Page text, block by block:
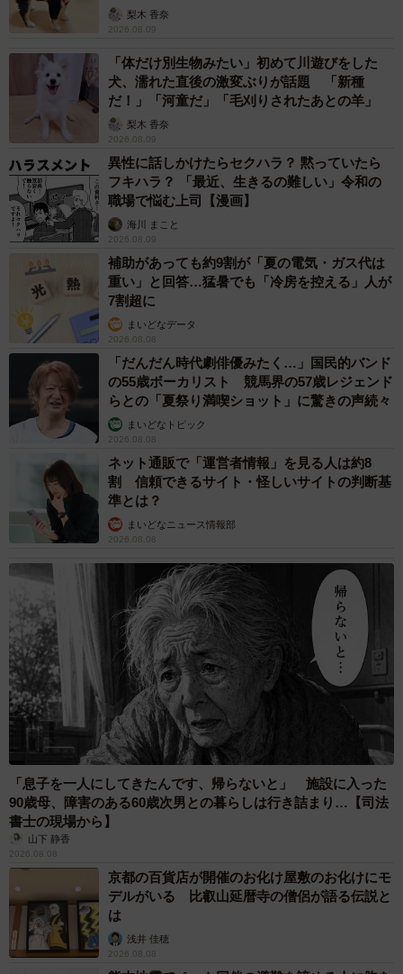
梨木 香奈
2026.08.09
「体だけ別生物みたい」初めて川遊びをした
犬、濡れた直後の激変ぶりが話題 「新種
だ！」「河童だ」「毛刈りされたあとの羊」
梨木 香奈
2026.08.09
異性に話しかけたらセクハラ？ 黙っていたら
フキハラ？ 「最近、生きるの難しい」令和の
職場で悩む上司【漫画】
海川 まこと
2026.08.09
補助があっても約9割が「夏の電気・ガス代は
重い」と回答…猛暑でも「冷房を控える」人が
7割超に
まいどなデータ
2026.08.08
「だんだん時代劇俳優みたく…」国民的バンド
の55歳ボーカリスト 競馬界の57歳レジェンド
らとの「夏祭り満喫ショット」に驚きの声続々
まいどなトピック
2026.08.08
ネット通販で「運営者情報」を見る人は約8
割 信頼できるサイト・怪しいサイトの判断基
準とは？
まいどなニュース情報部
2026.08.08
「息子を一人にしてきたんです、帰らないと」 施設に入った
90歳母、障害のある60歳次男との暮らしは行き詰まり…【司法
書士の現場から】
山下 静香
2026.08.08
京都の百貨店が開催のお化け屋敷のお化けにモ
デルがいる 比叡山延暦寺の僧侶が語る伝説と
は
浅井 佳穂
2026.08.08